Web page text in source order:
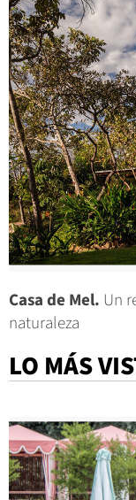
Casa de Mel. Un
naturaleza
LO MÁS